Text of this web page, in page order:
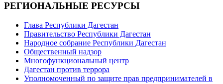
РЕГИОНАЛЬНЫЕ РЕСУРСЫ
Глава Республики Дагестан
Правительство Республики Дагестан
Народное собрание Республики Дагестан
Общественный надзор
Многофункциональный центр
Дагестан против террора
Уполномоченный по защите прав предпринимателей в